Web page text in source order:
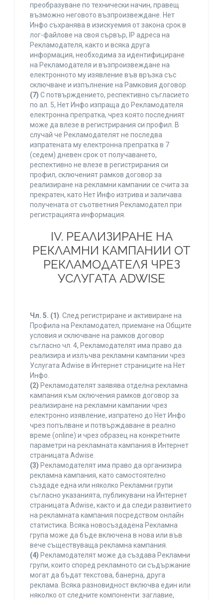
преобразуване по технически начин, правещ
възможно неговото възпроизвеждане. Нет
Инфо съхранява в изискуемия от закона срок в
лог-файлове на своя сървър, IP адреса на
Рекламодателя, както и всяка друга
информация, необходима за идентифициране
на Рекламодателя и възпроизвеждане на
електронното му изявление във връзка със
сключване и изпълнение на Рамковия договор.
(7) С потвърждението, респективно съгласието
по ал. 5, Нет Инфо изпраща до Рекламодателя
електронна препратка, чрез която последният
може да влезе в регистрирания си профил. В
случай че Рекламодателят не последва
изпратената му електронна препратка в 7
(седем) дневен срок от получаването,
респективно не влезе в регистрирания си
профил, сключеният рамков договор за
реализиране на рекламни кампании се счита за
прекратен, като Нет Инфо изтрива и заличава
получената от съответния Рекламодател при
регистрацията информация.
IV. РЕАЛИЗИРАНЕ НА
РЕКЛАМНИ КАМПАНИИ ОТ
РЕКЛАМОДАТЕЛЯ ЧРЕЗ
УСЛУГАТА ADWISE
Чл. 5. (1). След регистриране и активиране на
Профила на Рекламодател, приемане на Общите
условия и сключване на рамков договор
съгласно чл. 4, Рекламодателят има право да
реализира и излъчва рекламни кампании чрез
Услугата Adwise в Интернет страниците на Нет
Инфо.
(2) Рекламодателят заявява отделна рекламна
кампания към сключения рамков договор за
реализиране на рекламни кампании чрез
електронно изявление, изпратено до Нет Инфо
чрез попълване и потвърждаване в реално
време (online) и чрез образец на конкретните
параметри на рекламната кампания в Интернет
страницата Adwise.
(3) Рекламодателят има право да организира
рекламна кампания, като самостоятелно
създаде една или няколко Рекламни групи
съгласно указанията, публикувани на Интернет
страницата Adwise, както и да следи развитието
на рекламната кампания посредством онлайн
статистика. Всяка новосъздадена Рекламна
група може да бъде включена в нова или във
вече съществуваща рекламна кампания.
(4) Рекламодателят може да създава Рекламни
групи, които според рекламното си съдържание
могат да бъдат текстова, банерна, друга
реклама. Всяка разновидност включва един или
няколко от следните компоненти: заглавие,